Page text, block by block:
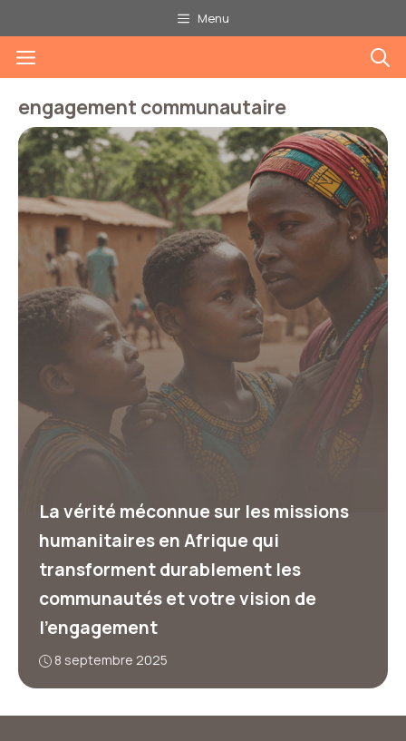
au
contenu
Menu
Menu
engagement communautaire
La vérité méconnue sur les missions
humanitaires en Afrique qui
transforment durablement les
communautés et votre vision de
l’engagement
8 septembre 2025